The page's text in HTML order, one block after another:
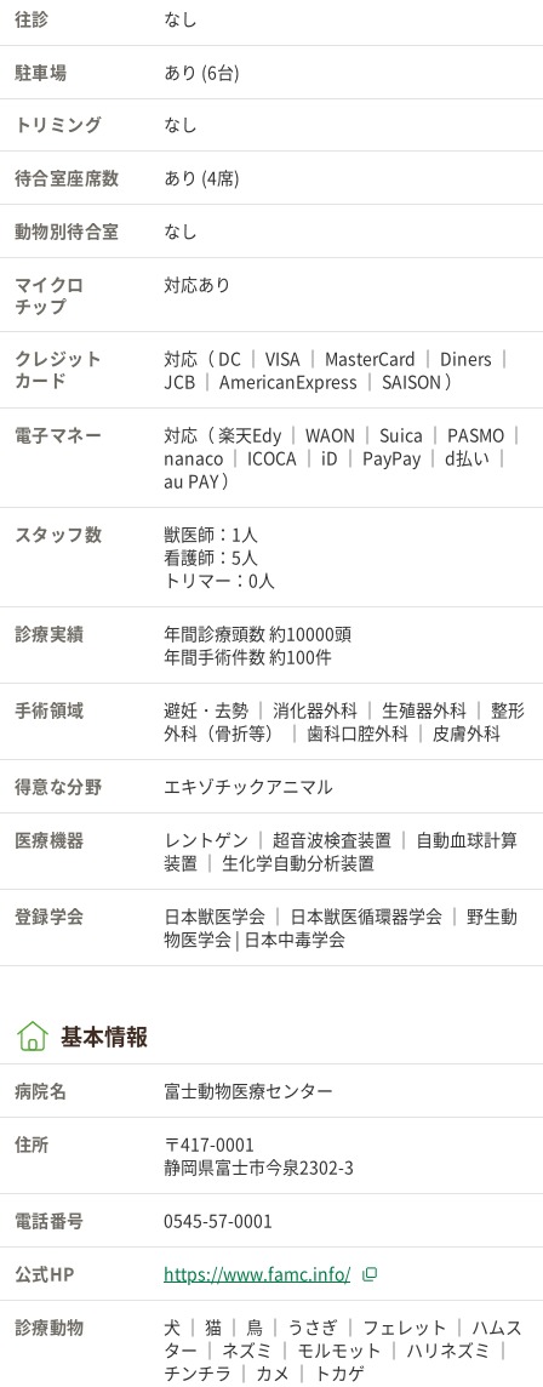
往診 なし
駐車場 あり (6台)
トリミング なし
待合室座席数 あり (4席)
動物別待合室 なし
マイクロ
チップ
対応あり
クレジット
カード
対応（ DC VISA MasterCard
Diners
JCB
AmericanExpress SAISON ）
電子マネー 対応（楽天Edy WAON Suica
PASMO
nanaco
ICOCA iD PayPay
d払い
au PAY）
スタッフ数
獣医師：1人
看護師：5人
トリマー：0人
診療実績
年間診療頭数 約10000頭
年間手術件数 約100件
手術領域 避妊・去勢 消化器外科 生殖器外科
整形
外科（骨折等）
歯科口腔外科 皮膚外科
得意な分野 エキゾチックアニマル
医療機器 レントゲン 超音波検査装置
自動血球計算
装置
生化学自動分析装置
登録学会 日本獣医学会 日本獣医循環器学会
野生動
物医学会 | 日本中毒学会
基本情報
病院名 富士動物医療センター
住所
〒417-0001
静岡県富士市今泉2302-3
電話番号 0545-57-0001
公式HP https://www.famc.info/
診療動物 犬 猫 鳥 うさぎ フェレット
ハムス
ター
ネズミ モルモット
ハリネズミ
チンチラ
カメ トカゲ